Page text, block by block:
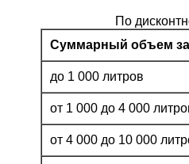
По
Суммарный объем
до 1 000 литров
от 1 000 до 4 000
от 4 000 до 10 000